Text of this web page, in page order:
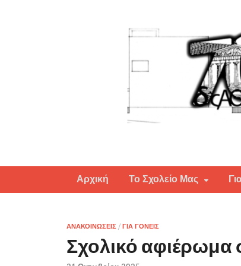
Αρχική Το Σχολείο Μας
ΑΝΑΚΟΙΝΩΣΕΙΣ / ΓΙΑ ΓΟΝΕΙΣ
Σχολικό αφιέρωμα